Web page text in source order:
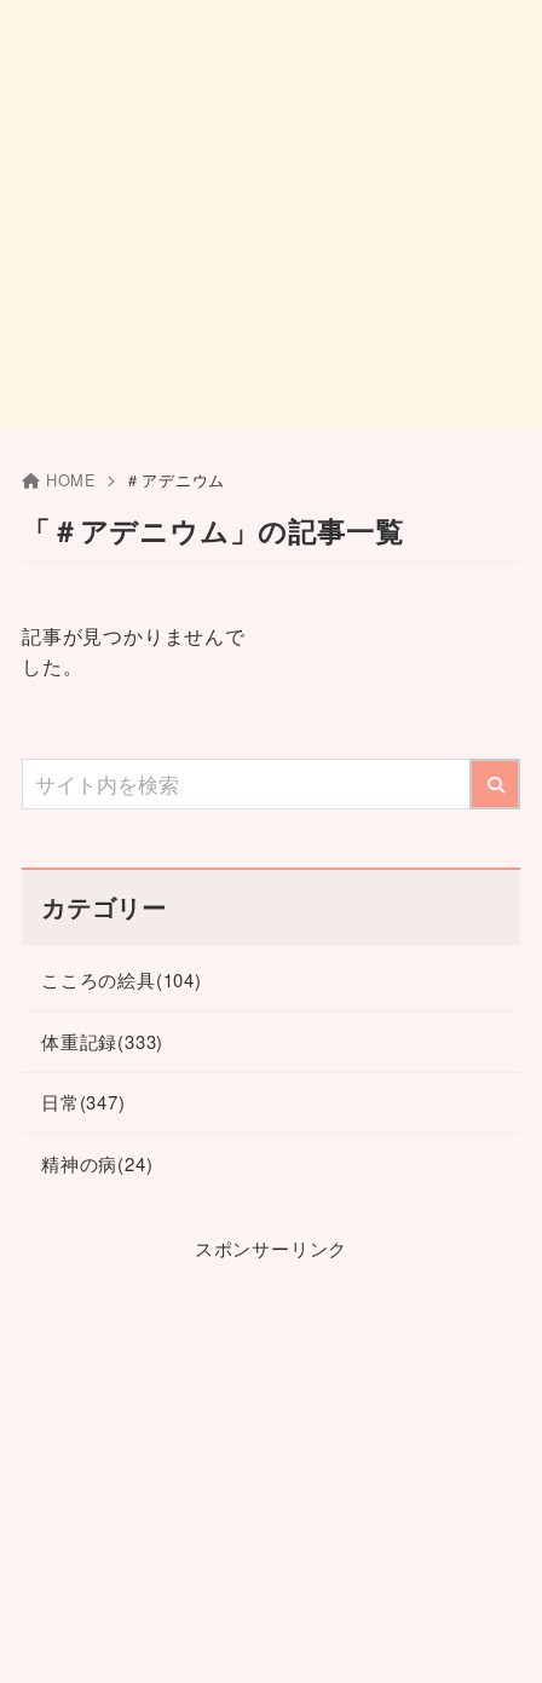
HOME ＃アデニウム
「＃アデニウム」の記事一覧
記事が見つかりませんで
した。
カテゴリー
こころの絵具(104)
体重記録(333)
日常(347)
精神の病(24)
スポンサーリンク